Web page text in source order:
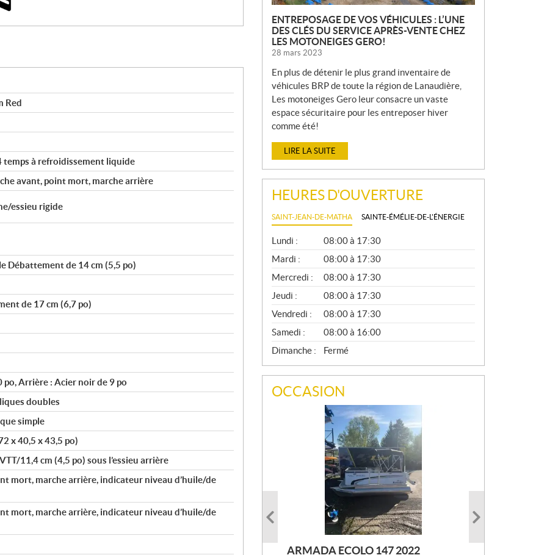
Red
temps à refroidissement liquide
avant, point mort, marche arrière
essieu rigide
Débattement de 14 cm (5,5 po)
de 17 cm (6,7 po)
Arrière : Acier noir de 9 po
doubles
simple
x 40,5 x 43,5 po)
11,4 cm (4,5 po) sous l’essieu arrière
mort, marche arrière, indicateur niveau d’huile/de
mort, marche arrière, indicateur niveau d’huile/de
ENTREPOSAGE DE VOS VÉHICULES : L’UNE
DES CLÉS DU SERVICE APRÈS-VENTE CHEZ
LES MOTONEIGES GERO!
28 mars 2023
En plus de détenir le plus grand inventaire de
véhicules BRP de toute la région de Lanaudière,
Les motoneiges Gero leur consacre un vaste
espace sécuritaire pour les entreposer hiver
comme été!
LIRE LA SUITE
HEURES D'OUVERTURE
SAINT-JEAN-DE-MATHA SAINTE-ÉMÉLIE-DE-L'ÉNERGIE
G
É
N
É
R
A
L
Lundi :
08:00 à 17:30
Mardi :
08:00 à 17:30
Mercredi :
08:00 à 17:30
Jeudi :
08:00 à 17:30
Vendredi :
08:00 à 17:30
Samedi :
08:00 à 16:00
Dimanche :
Fermé
OCCASION
ARMADA ECOLO 147 2022
PRINCECRAFT SUPER PRO 166
AUTRE FOURWIN 2001